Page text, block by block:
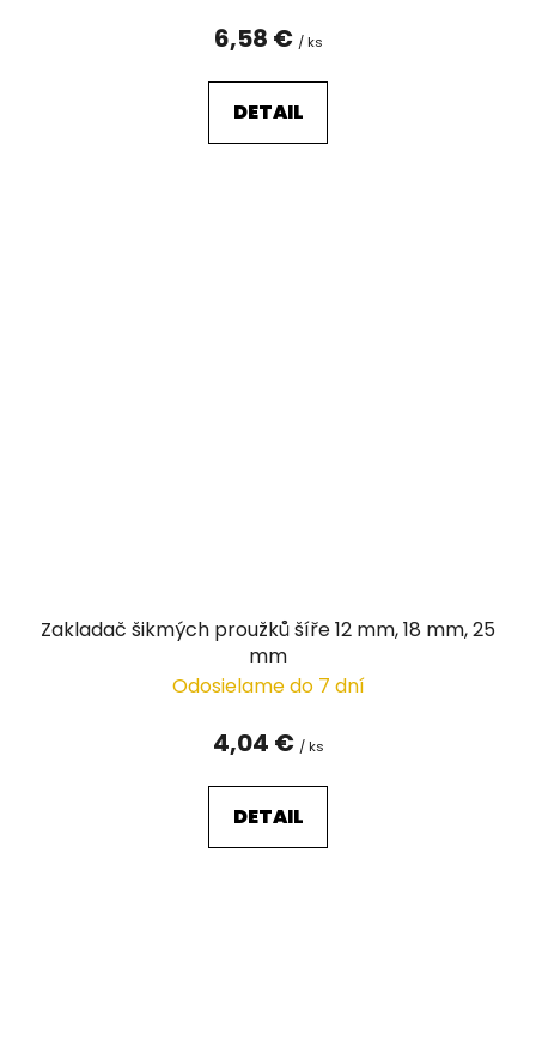
6,58 € / ks
DETAIL
Zakladač šikmých proužků šíře 12 mm, 18 mm, 25
mm
Odosielame do 7 dní
4,04 € / ks
DETAIL